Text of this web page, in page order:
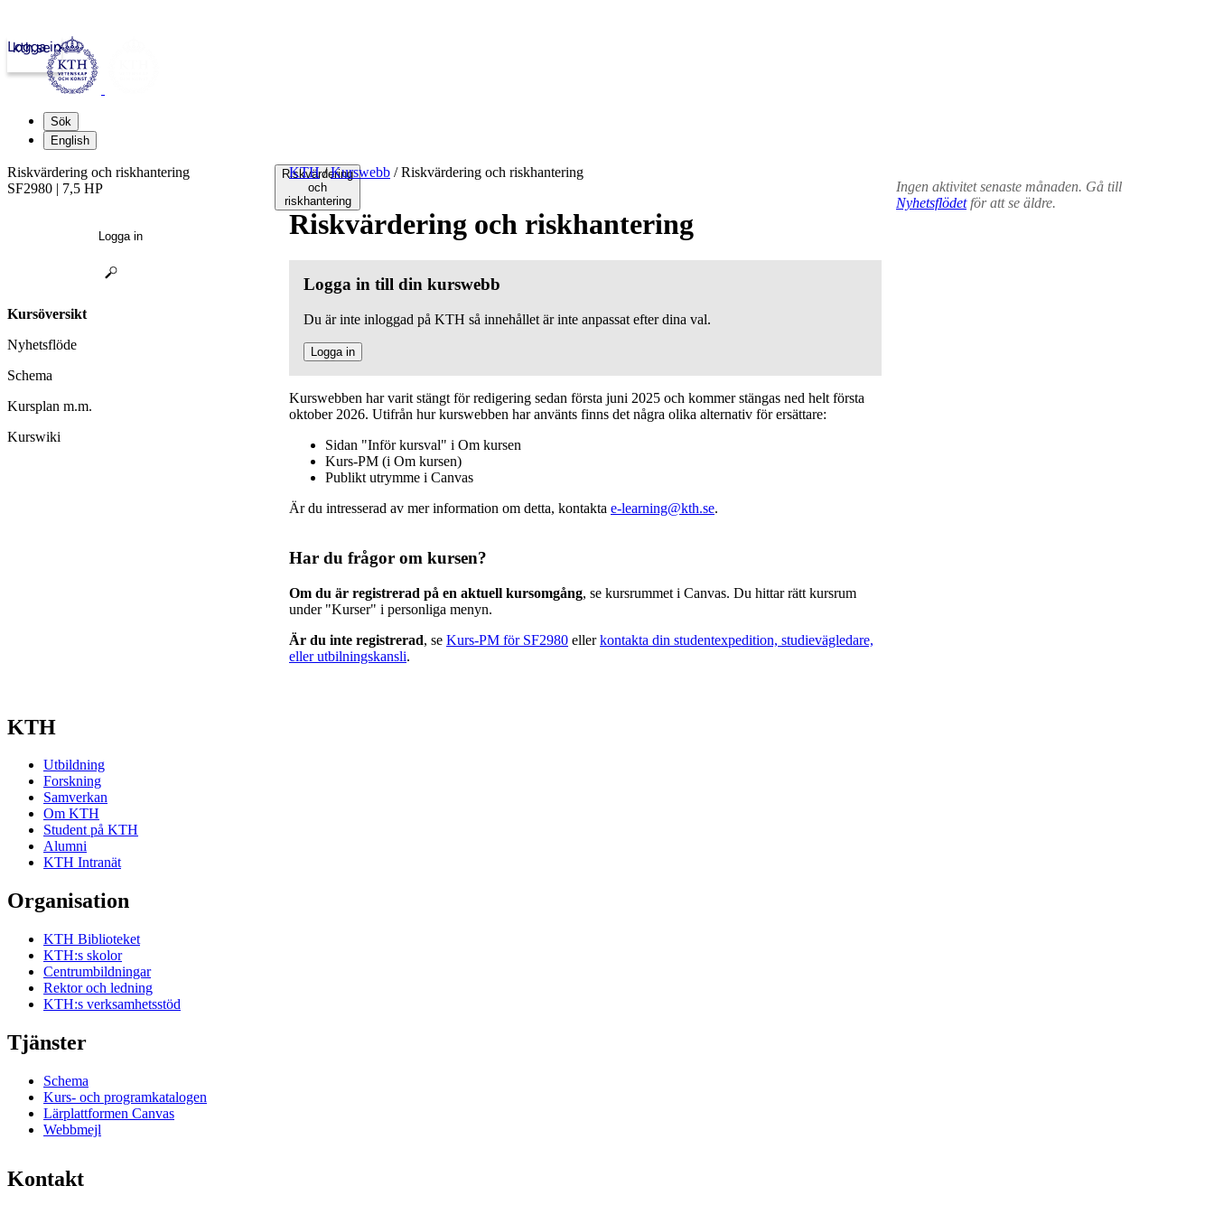
kth.se
Logga in
Sök
English
Riskvärdering
och
riskhantering
KTH / Kurswebb /Riskvärdering och riskhantering
Riskvärdering och riskhantering
Logga in till din kurswebb
Du är inte inloggad på KTH så innehållet är inte anpassat efter dina val.
Logga in
Kurswebben har varit stängt för redigering sedan första juni 2025 och kommer stängas ned helt första
oktober 2026. Utifrån hur kurswebben har använts finns det några olika alternativ för ersättare:
Sidan "Inför kursval" i Om kursen
Kurs-PM (i Om kursen)
Publikt utrymme i Canvas
Är du intresserad av mer information om detta, kontakta e-learning@kth.se.
Har du frågor om kursen?
Om du är registrerad på en aktuell kursomgång, se kursrummet i Canvas. Du hittar rätt kursrum
under "Kurser" i personliga menyn.
Är du inte registrerad, se Kurs-PM för SF2980 ellerkontakta din studentexpedition, studievägledare,
eller utbilningskansli.
Ingen aktivitet senaste månaden. Gå till
Nyhetsflödetför att se äldre.
Riskvärdering och riskhantering
SF2980 | 7,5 HP
Logga in
Kursöversikt
Nyhetsflöde
Schema
Kursplan m.m.
Kurswiki
KTH
Utbildning
Forskning
Samverkan
Om KTH
Student på KTH
Alumni
KTH Intranät
Organisation
KTH Biblioteket
KTH:s skolor
Centrumbildningar
Rektor och ledning
KTH:s verksamhetsstöd
Tjänster
Schema
Kurs- och programkatalogen
Lärplattformen Canvas
Webbmejl
Kontakt